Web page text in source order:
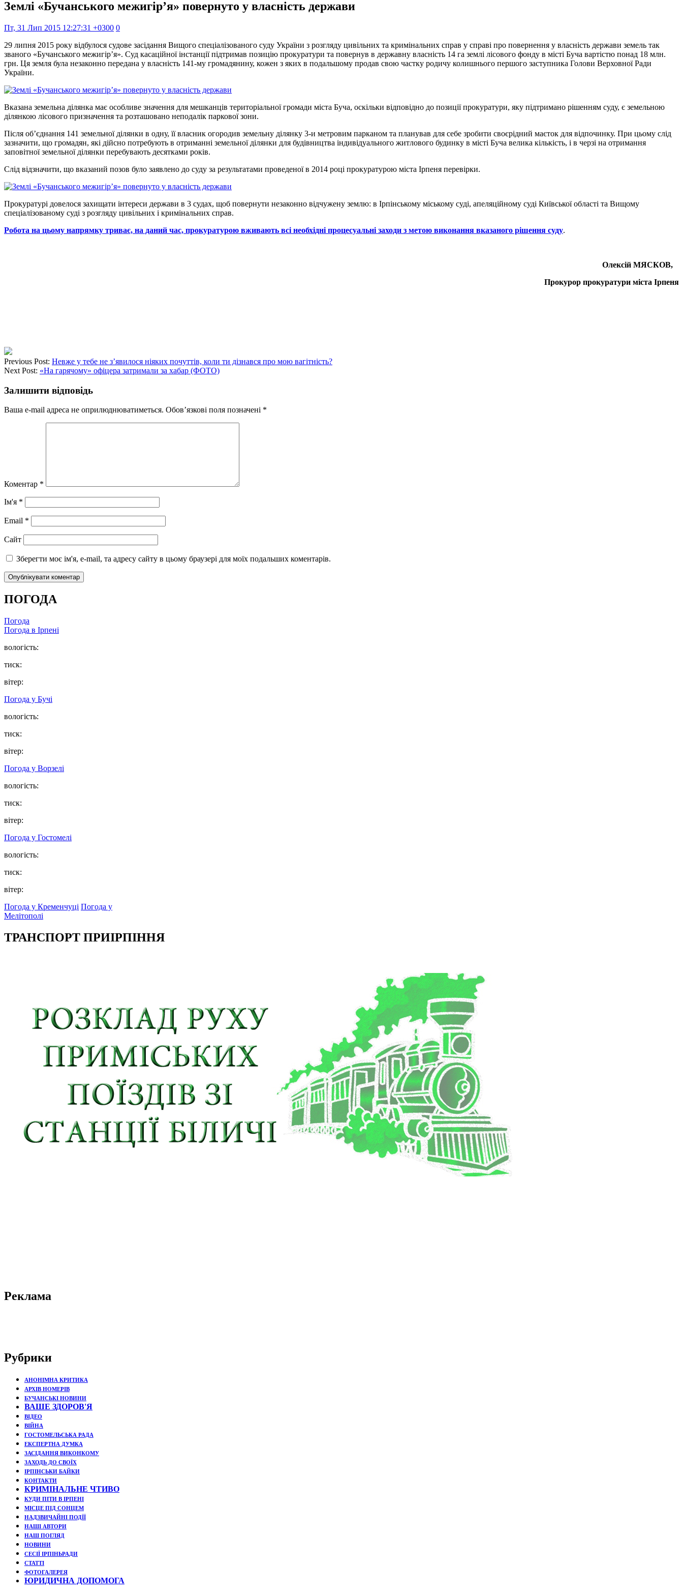
Землі «Бучанського межигір’я» повернуто у власність держави
Пт, 31 Лип 2015 12:27:31 +0300 0
29 липня 2015 року відбулося судове засідання Вищого спеціалізованого суду України з розгляду цивільних та кримінальних справ у справі про повернення у власність держави земель так
званого «Бучанського межигір’я». Суд касаційної інстанції підтримав позицію прокуратури та повернув в державну власність 14 га землі лісового фонду в місті Буча вартістю понад 18 млн.
грн. Ця земля була незаконно передана у власність 141-му громадянину, кожен з яких в подальшому продав свою частку родичу колишнього першого заступника Голови Верховної Ради
України.
Вказана земельна ділянка має особливе значення для мешканців територіальної громади міста Буча, оскільки відповідно до позиції прокуратури, яку підтримано рішенням суду, є земельною
ділянкою лісового призначення та розташовано неподалік паркової зони.
Після об’єднання 141 земельної ділянки в одну, її власник огородив земельну ділянку 3-и метровим парканом та планував для себе зробити своєрідний маєток для відпочинку. При цьому слід
зазначити, що громадян, які дійсно потребують в отриманні земельної ділянки для будівництва індивідуального житлового будинку в місті Буча велика кількість, і в черзі на отримання
заповітної земельної ділянки перебувають десятками років.
Слід відзначити, що вказаний позов було заявлено до суду за результатами проведеної в 2014 році прокуратурою міста Ірпеня перевірки.
Прокуратурі довелося захищати інтереси держави в 3 судах, щоб повернути незаконно відчужену землю: в Ірпінському міському суді, апеляційному суді Київської області та Вищому
спеціалізованому суді з розгляду цивільних і кримінальних справ.
Робота на цьому напрямку триває, на даний час, прокуратурою вживають всі необхідні процесуальні заходи з метою виконання вказаного рішення суду.
Олексій МЯСКОВ,
Прокурор прокуратури міста Ірпеня
Previous Post: Невже у тебе не з’явилося ніяких почуттів, коли ти дізнався про мою вагітність?
Next Post: «На гарячому» офіцера затримали за хабар (ФОТО)
Залишити відповідь
Ваша e-mail адреса не оприлюднюватиметься. Обов’язкові поля позначені *
Коментар *
Ім'я *
Email *
Сайт
Зберегти моє ім'я, e-mail, та адресу сайту в цьому браузері для моїх подальших коментарів.
ПОГОДА
Погода
Погода в Ірпені
вологість:
тиск:
вітер:
Погода у Бучі
вологість:
тиск:
вітер:
Погода у Ворзелі
вологість:
тиск:
вітер:
Погода у Гостомелі
вологість:
тиск:
вітер:
Погода у Кременчуці Погода у
Мелітополі
ТРАНСПОРТ ПРИІРПІННЯ
Реклама
Рубрики
АНОНІМНА КРИТИКА
АРХІВ НОМЕРІВ
БУЧАНСЬКІ НОВИНИ
ВАШЕ ЗДОРОВ'Я
ВІДЕО
ВІЙНА
ГОСТОМЕЛЬСЬКА РАДА
ЕКСПЕРТНА ДУМКА
ЗАСІДАННЯ ВИКОНКОМУ
ЗАХОДЬ ДО СВОЇХ
ІРПІНСЬКИ БАЙКИ
КОНТАКТИ
КРИМІНАЛЬНЕ ЧТИВО
КУДИ ПІТИ В ІРПЕНІ
МІСЦЕ ПІД СОНЦЕМ
НАДЗВИЧАЙНІ ПОДЇЇ
НАШІ АВТОРИ
НАШ ПОГЛЯД
НОВИНИ
СЕСІЇ ІРПІНЬРАДИ
СТАТТІ
ФОТОГАЛЕРЕЯ
ЮРИДИЧНА ДОПОМОГА